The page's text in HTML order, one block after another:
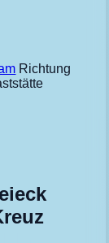
Richtung